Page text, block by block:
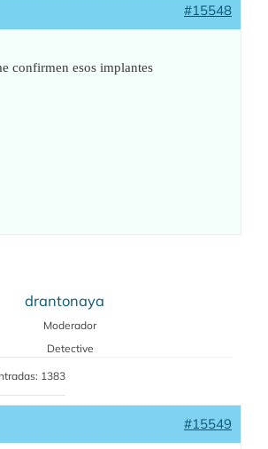
#15548
confirmen esos implantes
drantonaya
Moderador
Detective
1383
#15549